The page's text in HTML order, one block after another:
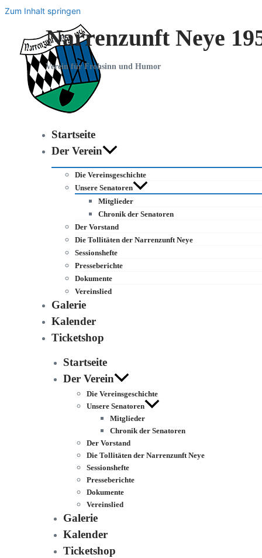
Zum Inhalt springen
Narrenzunft Neye
Verein für Frohsinn und Humor
Startseite
Der Verein
Die Vereinsgeschichte
Unsere Senatoren
Mitglieder
Chronik der Senatoren
Der Vorstand
Die Tollitäten der Narrenzunft Neye
Sessionshefte
Presseberichte
Dokumente
Vereinslied
Galerie
Kalender
Ticketshop
Startseite
Der Verein
Die Vereinsgeschichte
Unsere Senatoren
Mitglieder
Chronik der Senatoren
Der Vorstand
Die Tollitäten der Narrenzunft Neye
Sessionshefte
Presseberichte
Dokumente
Vereinslied
Galerie
Kalender
Ticketshop